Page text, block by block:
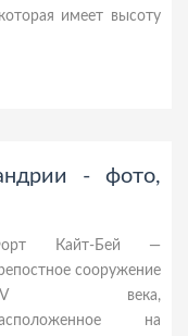
имеет высоту
- фото,
Кайт-Бей —
сооружение
века,
на